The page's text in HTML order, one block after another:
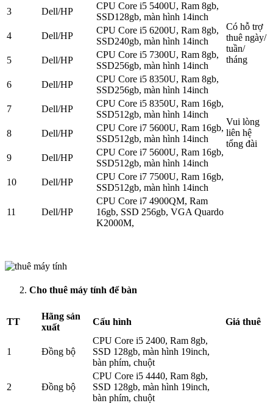
Có hỗ trợ
thuê ngày/
tuần/
tháng
Vui lòng
liên hệ
tổng đài
3
Dell/HP
CPU Core i5 5400U, Ram 8gb,
SSD128gb, màn hình 14inch
4
Dell/HP
CPU Core i5 6200U, Ram 8gb,
SSD240gb, màn hình 14inch
5
Dell/HP
CPU Core i5 7300U, Ram 8gb,
SSD256gb, màn hình 14inch
6
Dell/HP
CPU Core i5 8350U, Ram 8gb,
SSD256gb, màn hình 14inch
7
Dell/HP
CPU Core i5 8350U, Ram 16gb,
SSD512gb, màn hình 14inch
8
Dell/HP
CPU Core i7 5600U, Ram 16gb,
SSD512gb, màn hình 14inch
9
Dell/HP
CPU Core i7 5600U, Ram 16gb,
SSD512gb, màn hình 14inch
10
Dell/HP
CPU Core i7 7500U, Ram 16gb,
SSD512gb, màn hình 14inch
11 Dell/HP
CPU Core i7 4900QM, Ram
16gb, SSD 256gb, VGA Quardo
K2000M,
Cho thuê máy tính để bàn
TT
Hãng sản
xuất
Cấu hình Giá thuê
1 Đồng bộ
CPU Core i5 2400, Ram 8gb,
SSD 128gb, màn hình 19inch,
bàn phím, chuột
2 Đồng bộ
CPU Core i5 4440, Ram 8gb,
SSD 128gb, màn hình 19inch,
bàn phím, chuột